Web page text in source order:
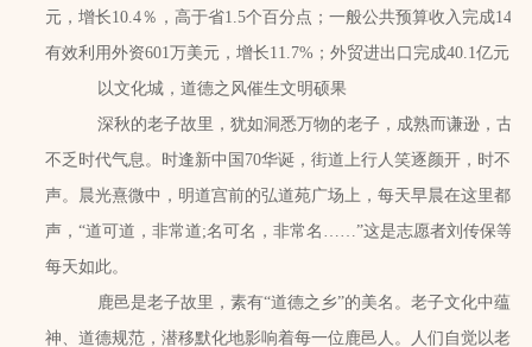
元，增长10.4％，高于省1.5个百分点；一般公共预算收入完成14.2
有效利用外资601万美元，增长11.7%；外贸进出口完成40.1亿元，
以文化城，道德之风催生文明硕果
深秋的老子故里，犹如洞悉万物的老子，成熟而谦逊，古
不乏时代气息。时逢新中国70华诞，街道上行人笑逐颜开，时不
声。晨光熹微中，明道宫前的弘道苑广场上，每天早晨在这里都
声，“道可道，非常道;名可名，非常名……”这是志愿者刘传保等
每天如此。
鹿邑是老子故里，素有“道德之乡”的美名。老子文化中蕴含
神、道德规范，潜移默化地影响着每一位鹿邑人。人们自觉以老